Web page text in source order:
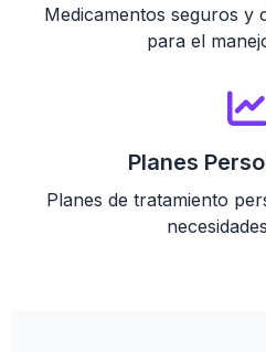
Medicamentos seguros y
para el
Planes
Planes de tratamiento